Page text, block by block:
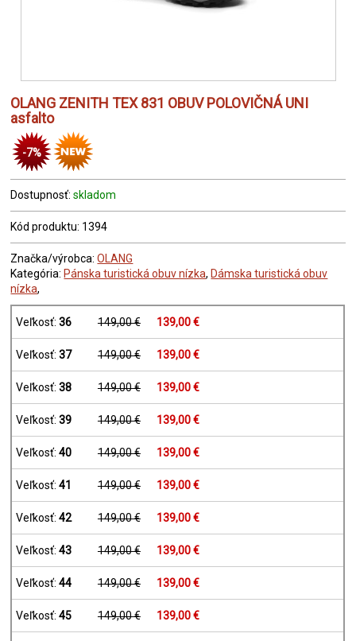
OLANG ZENITH TEX 831 OBUV POLOVIČNÁ UNI
asfalto
-7%
Dostupnosť:skladom
Kód produktu: 1394
Značka/výrobca: OLANG
Kategória: Pánska turistická obuv nízka, Dámska turistická obuv
nízka,
Veľkosť:36 149,00 € 139,00 €
Veľkosť:37 149,00 € 139,00 €
Veľkosť:38 149,00 € 139,00 €
Veľkosť:39 149,00 € 139,00 €
Veľkosť:40 149,00 € 139,00 €
Veľkosť:41 149,00 € 139,00 €
Veľkosť:42 149,00 € 139,00 €
Veľkosť:43 149,00 € 139,00 €
Veľkosť:44 149,00 € 139,00 €
Veľkosť:45 149,00 € 139,00 €